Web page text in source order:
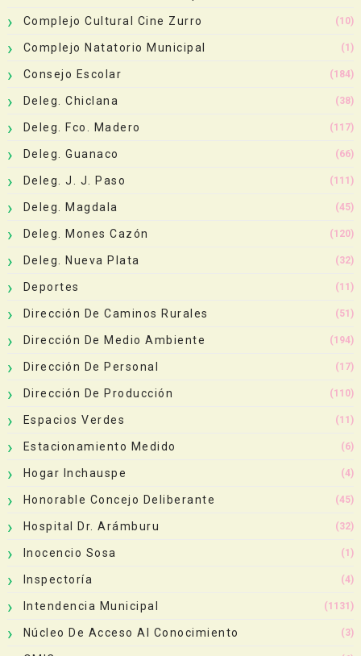
Complejo Cultural Cine Zurro (10)
Complejo Natatorio Municipal (1)
Consejo Escolar (184)
Deleg. Chiclana (38)
Deleg. Fco. Madero (117)
Deleg. Guanaco (66)
Deleg. J. J. Paso (111)
Deleg. Magdala (45)
Deleg. Mones Cazón (120)
Deleg. Nueva Plata (32)
Deportes (11)
Dirección De Caminos Rurales (51)
Dirección De Medio Ambiente (194)
Dirección De Personal (17)
Dirección De Producción (110)
Espacios Verdes (11)
Estacionamiento Medido (6)
Hogar Inchauspe (4)
Honorable Concejo Deliberante (45)
Hospital Dr. Arámburu (32)
Inocencio Sosa (1)
Inspectoría (4)
Intendencia Municipal (1131)
Núcleo De Acceso Al Conocimiento (3)